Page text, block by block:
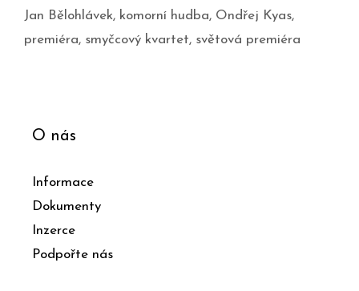
Jan Bělohlávek, komorní hudba, Ondřej Kyas,
premiéra, smyčcový kvartet, světová premiéra
O nás
Informace
Dokumenty
Inzerce
Podpořte nás